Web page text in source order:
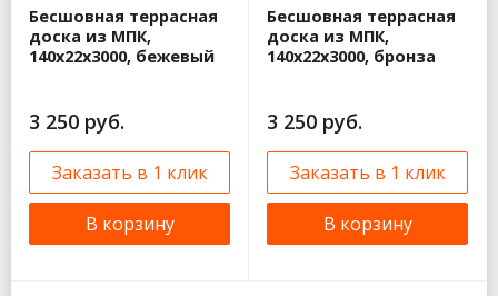
Бесшовная террасная
доска из МПК,
140х22х3000, бежевый
3 250 руб.
Заказать в 1 клик
В корзину
Бесшовная террасная
доска из МПК,
140х22х3000, бронза
3 250 руб.
Заказать в 1 клик
В корзину